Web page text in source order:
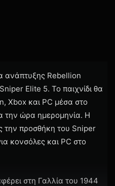
ανάπτυξης Rebellion
Elite 5. Το παιχνίδι θα
Xbox και PC μέσα στο
την ώρα ημερομηνία. Η
την προσθήκη του Sniper
κονσόλες και PC στο
στη Γαλλία του 1944